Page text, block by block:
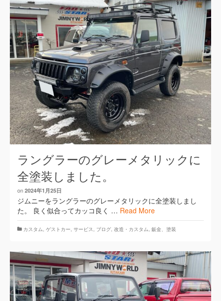
ラングラーのグレーメタリックに
全塗装しました。
on 2024年1月25日
ジムニーをラングラーのグレーメタリックに全塗装しまし
た。 良く似合ってカッコ良く … Read More
カスタム, ゲストカー, サービス, ブログ, 改造・カスタム, 鈑金、塗装